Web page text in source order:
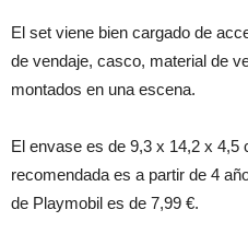
El set viene bien cargado de
de vendaje, casco, material de
montados en una escena.
El envase es de 9,3 x 14,2 x 4,5
recomendada es a partir de 4
de Playmobil es de 7,99 €.